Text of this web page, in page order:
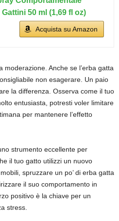
50 ml (1,69 fl oz)
Acquista su Amazon
moderazione. Anche se l’erba gatta
non esagerare. Un paio
la differenza. Osserva come il tuo
entusiasta, potresti voler limitare
per mantenere l’effetto
strumento eccellente per
il tuo gatto utilizzi un nuovo
spruzzare un po’ di erba gatta
il suo comportamento in
positivo è la chiave per un
stress.